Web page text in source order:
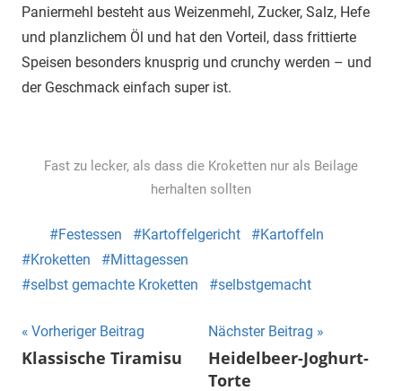
Paniermehl besteht aus Weizenmehl, Zucker, Salz, Hefe
und planzlichem Öl und hat den Vorteil, dass frittierte
Speisen besonders knusprig und crunchy werden – und
der Geschmack einfach super ist.
Fast zu lecker, als dass die Kroketten nur als Beilage
herhalten sollten
Festessen Kartoffelgericht
Kartoffeln
Kroketten
Mittagessen
selbst gemachte Kroketten
selbstgemacht
Beitragsnavigation
Vorheriger Beitrag
Klassische Tiramisu
Nächster Beitrag
Heidelbeer-Joghurt-
Torte